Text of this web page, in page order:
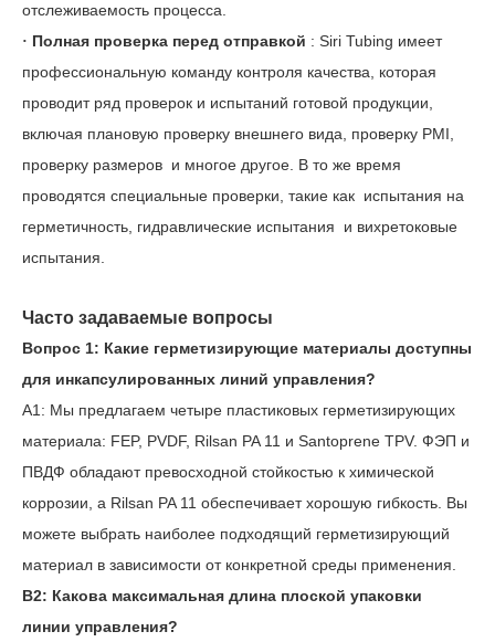
отслеживаемость процесса.
· Полная проверка перед отправкой : Siri Tubing имеет
профессиональную команду контроля качества, которая
проводит ряд проверок и испытаний готовой продукции,
включая плановую проверку внешнего вида, проверку PMI,
проверку размеров и многое другое. В то же время
проводятся специальные проверки, такие как испытания на
герметичность, гидравлические испытания
и вихретоковые
испытания.
Часто задаваемые вопросы
Вопрос 1: Какие герметизирующие материалы доступны
для инкапсулированных линий управления?
A1: Мы предлагаем четыре пластиковых герметизирующих
материала: FEP, PVDF, Rilsan PA 11 и Santoprene TPV. ФЭП и
ПВДФ обладают превосходной стойкостью к химической
коррозии, а Rilsan PA 11 обеспечивает хорошую гибкость. Вы
можете выбрать наиболее подходящий герметизирующий
материал в зависимости от конкретной среды применения.
В2: Какова максимальная длина плоской упаковки
линии управления?